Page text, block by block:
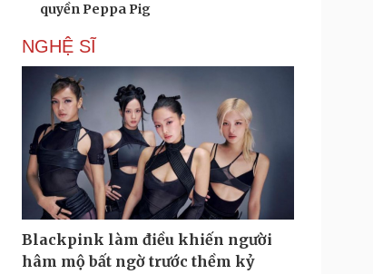
quyền Peppa Pig
NGHỆ SĨ
Blackpink làm điều khiến người
hâm mộ bất ngờ trước thềm kỷ